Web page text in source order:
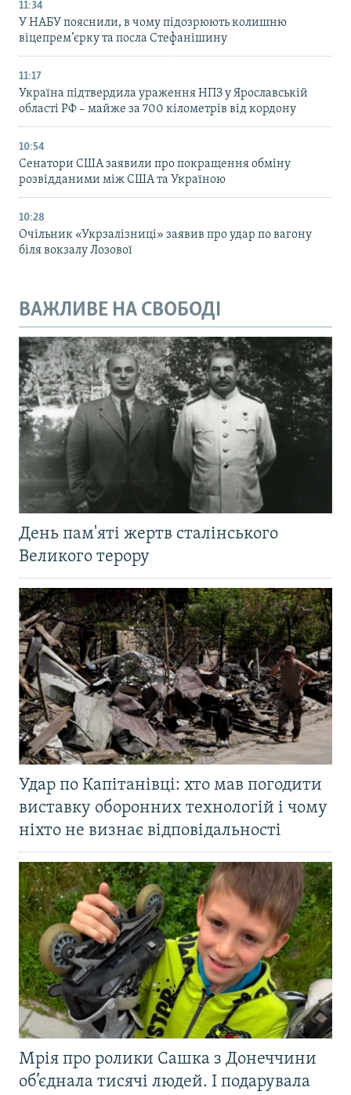
11:34
У НАБУ пояснили, в чому підозрюють колишню
віцепрем’єрку та посла Стефанішину
11:17
Україна підтвердила ураження НПЗ у Ярославській
області РФ – майже за 700 кілометрів від кордону
10:54
Сенатори США заявили про покращення обміну
розвідданими між США та Україною
10:28
Очільник «Укрзалізниці» заявив про удар по вагону
біля вокзалу Лозової
ВАЖЛИВЕ НА СВОБОДІ
День пам'яті жертв сталінського
Великого терору
Удар по Капітанівці: хто мав погодити
виставку оборонних технологій і чому
ніхто не визнає відповідальності
Мрія про ролики Сашка з Донеччини
об’єднала тисячі людей. І подарувала